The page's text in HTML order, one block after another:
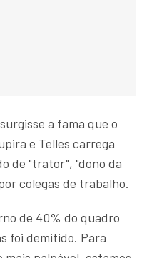
a fama que o
e Telles carrega
de "trator", "dono da
colegas de trabalho.
de 40% do quadro
foi demitido. Para